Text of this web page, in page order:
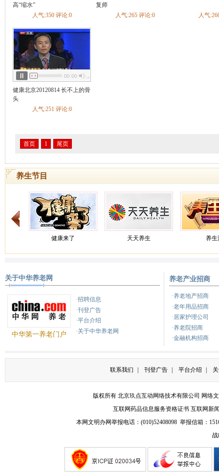
髌骨脱位
折
膝关节韧带损伤 趾骨骨折 胸腰椎骨折 抽筋
高“缩水”
人气:350 评论:0
复师
人气:265 评论:0
人气
健康北京20120814 长不上的骨
头
人气:251 评论:0
首页 1 尾页
养生节目
健康来了 天天养生 养生
关于中华养老网
中华第一养老门户
·招聘信息
·刊登广告
·平台介绍
·关于中华养老网
养老产业招商
·养老地产招商
·老年用品招商
·居家护理公司
·养老院招商
·金融机构招商
联系我们 刊登广告 平台介绍
版权所有 北京玖点互动网络技术有限公司 网络
互联网药品信息服务资格证书 互联网新
本网文明办网举报电话：(010)52408098 举报信箱：